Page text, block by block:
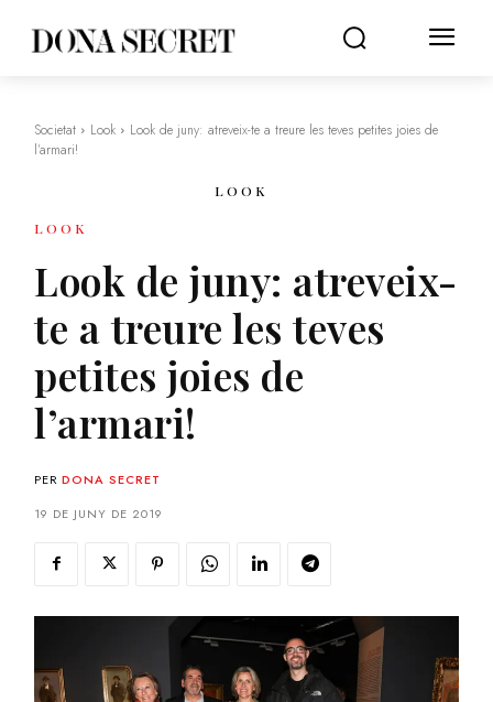
Societat Look
Look de juny: atreveix-te a treure les teves petites joies de
l’armari!
LOOK
LOOK
Look de juny: atreveix-
te a treure les teves
petites joies de
l’armari!
PER DONA SECRET
19 DE JUNY DE 2019